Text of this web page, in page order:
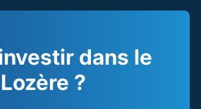
dans le
Lozère ?